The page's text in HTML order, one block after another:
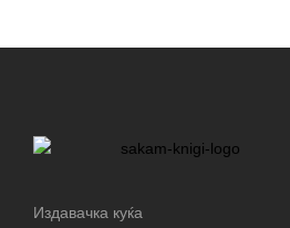
Издавачка куќа